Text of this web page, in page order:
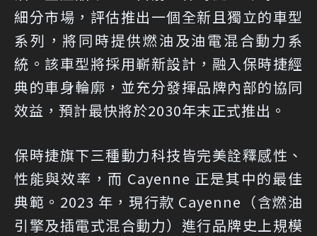
細分市場，評估推出一個全新且獨立的車型
系列，將同時提供燃油及油電混合動力系
統。該車型將採用嶄新設計，融入保時捷經
典的車身輪廓，並充分發揮品牌內部的協同
效益，預計最快將於2030年末正式推出。
保時捷旗下三種動力科技皆完美詮釋感性、
性能與效率，而 Cayenne 正是其中的最佳
典範。2023 年，現行款 Cayenne（含燃油
引擎及插電式混合動力）進行品牌史上規模